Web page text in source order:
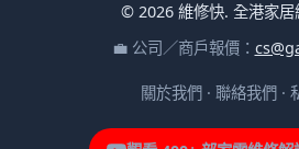
© 2026 維修快. 全港家居
💼 公司／商戶報價：
關於我們 · 聯絡我們 ·